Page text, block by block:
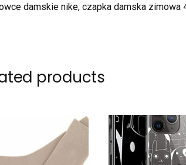
damskie nike, czapka damska zimowa
products